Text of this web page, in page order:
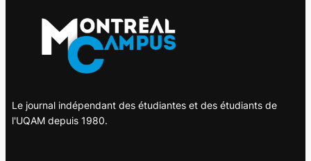
Le journal indépendant des étudiantes et des étudiants de
l'UQAM depuis 1980.